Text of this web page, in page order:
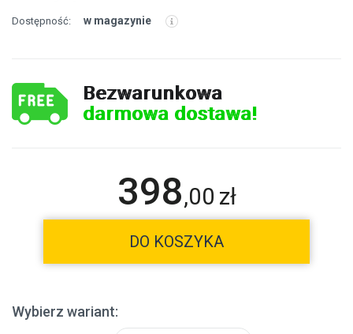
Dostępność: w magazynie
Bezwarunkowa
darmowa dostawa!
398,00 zł
DO KOSZYKA
Wybierz wariant: